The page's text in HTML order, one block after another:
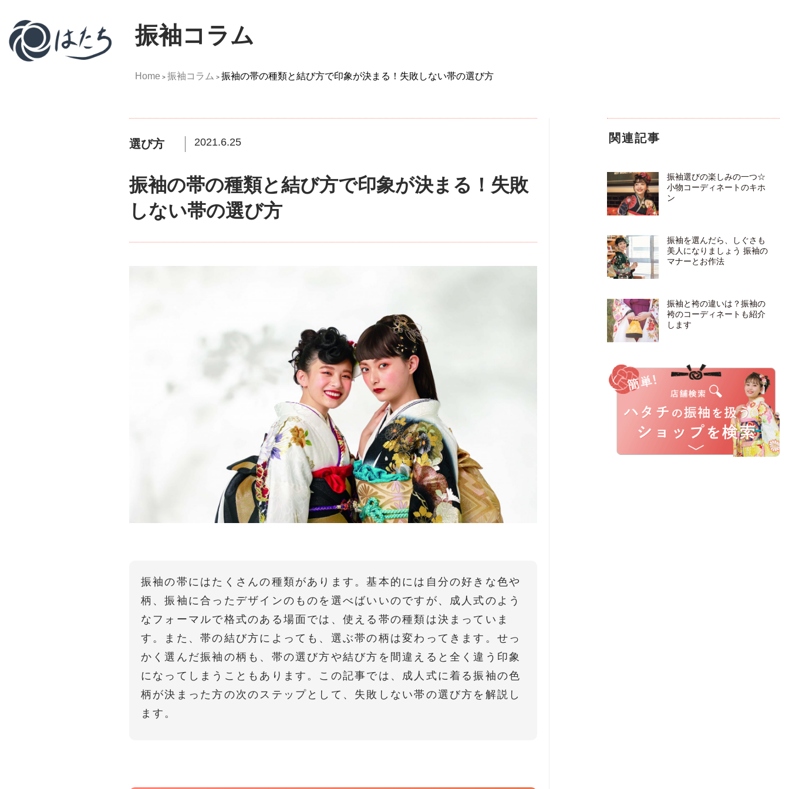
振袖コラム
Home > 振袖コラム > 振袖の帯の種類と結び方で印象が決まる！失敗しない帯の選び方
選び方 2021.6.25
振袖の帯の種類と結び方で印象が決まる！失敗
しない帯の選び方
振袖の帯にはたくさんの種類があります。基本的には自分の好きな色や
柄、振袖に合ったデザインのものを選べばいいのですが、成人式のよう
なフォーマルで格式のある場面では、使える帯の種類は決まっていま
す。また、帯の結び方によっても、選ぶ帯の柄は変わってきます。せっ
かく選んだ振袖の柄も、帯の選び方や結び方を間違えると全く違う印象
になってしまうこともあります。この記事では、成人式に着る振袖の色
柄が決まった方の次のステップとして、失敗しない帯の選び方を解説し
ます。
関連記事
振袖選びの楽しみの一つ☆
小物コーディネートのキホ
ン
振袖を選んだら、しぐさも
美人になりましょう 振袖の
マナーとお作法
振袖と袴の違いは？振袖の
袴のコーディネートも紹介
します